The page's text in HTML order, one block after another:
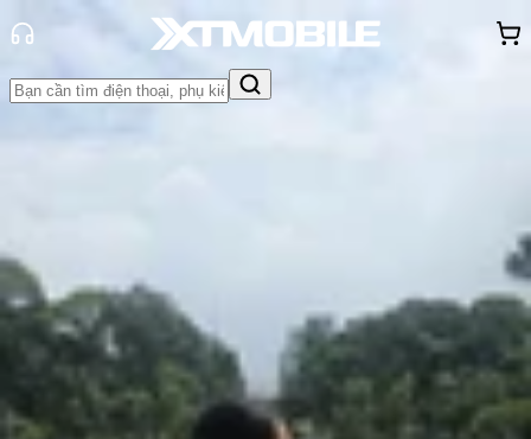
mãi
hàng - Sự kiện
Hướng dẫn cách đặt vé tàu Tết
online trên điện thoại đơn giản,
nhanh chóng